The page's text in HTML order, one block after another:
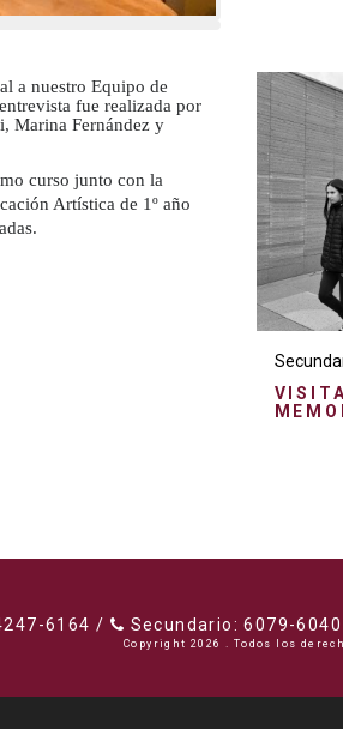
a nuestro Equipo de
fue realizada por
Marina Fernández y
curso junto con la
Artística de 1º año
6164 / Secundario: 6079-
Copyright 2026 . Todos los